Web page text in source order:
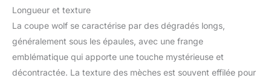
Longueur et texture
La coupe wolf se caractérise par des dégradés longs,
généralement sous les épaules, avec une frange
emblématique qui apporte une touche mystérieuse et
décontractée. La texture des mèches est souvent effilée pour